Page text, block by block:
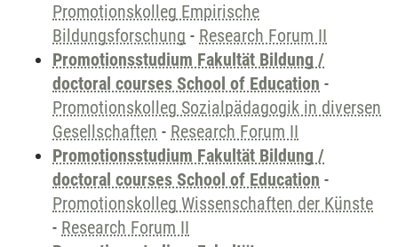
Promotionskolleg Empirische
Bildungsforschung - Research Forum II
Promotionsstudium Fakultät Bildung /
doctoral courses School of Education -
Promotionskolleg Sozialpädagogik in diversen
Gesellschaften - Research Forum II
Promotionsstudium Fakultät Bildung /
doctoral courses School of Education -
Promotionskolleg Wissenschaften der Künste
- Research Forum II